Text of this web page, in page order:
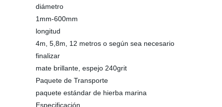
diámetro
1mm-600mm
longitud
4m, 5,8m, 12 metros o según sea necesario
finalizar
mate brillante, espejo 240grit
Paquete de Transporte
paquete estándar de hierba marina
Especificación